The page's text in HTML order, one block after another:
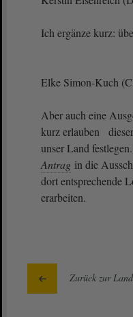
Ich ergänze kurz:
Elke Simon-Kuch
Aber auch eine
kurz erlauben
unser Land
Antrag in die
dort entsprechende
erarbeiten.
Zurück zur